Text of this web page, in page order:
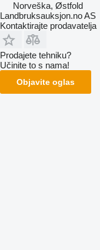
Norveška, Østfold
Landbruksauksjon.no AS
Kontaktirajte prodavatelja
Prodajete tehniku?
Učinite to s nama!
Objavite oglas